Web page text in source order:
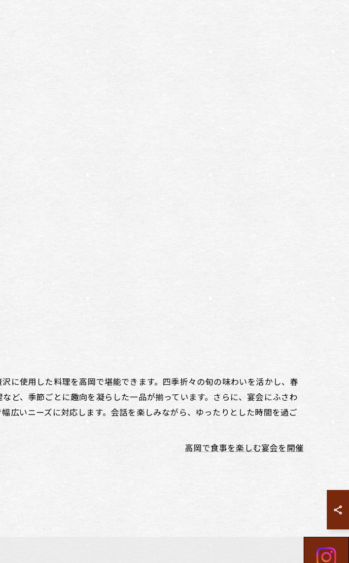
に使用した料理を高岡で堪能できます。四季折々の旬の味わいを活かし、春
ど、季節ごとに趣向を凝らした一品が揃っています。さらに、宴会にふさわ
広いニーズに対応します。会話を楽しみながら、ゆったりとした時間を過ご
高岡で食事を楽しむ宴会を開催